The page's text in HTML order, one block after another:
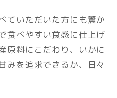
ていただいた方にも驚か
食べやすい食感に仕上げ
原料にこだわり、いかに
みを追求できるか、日々